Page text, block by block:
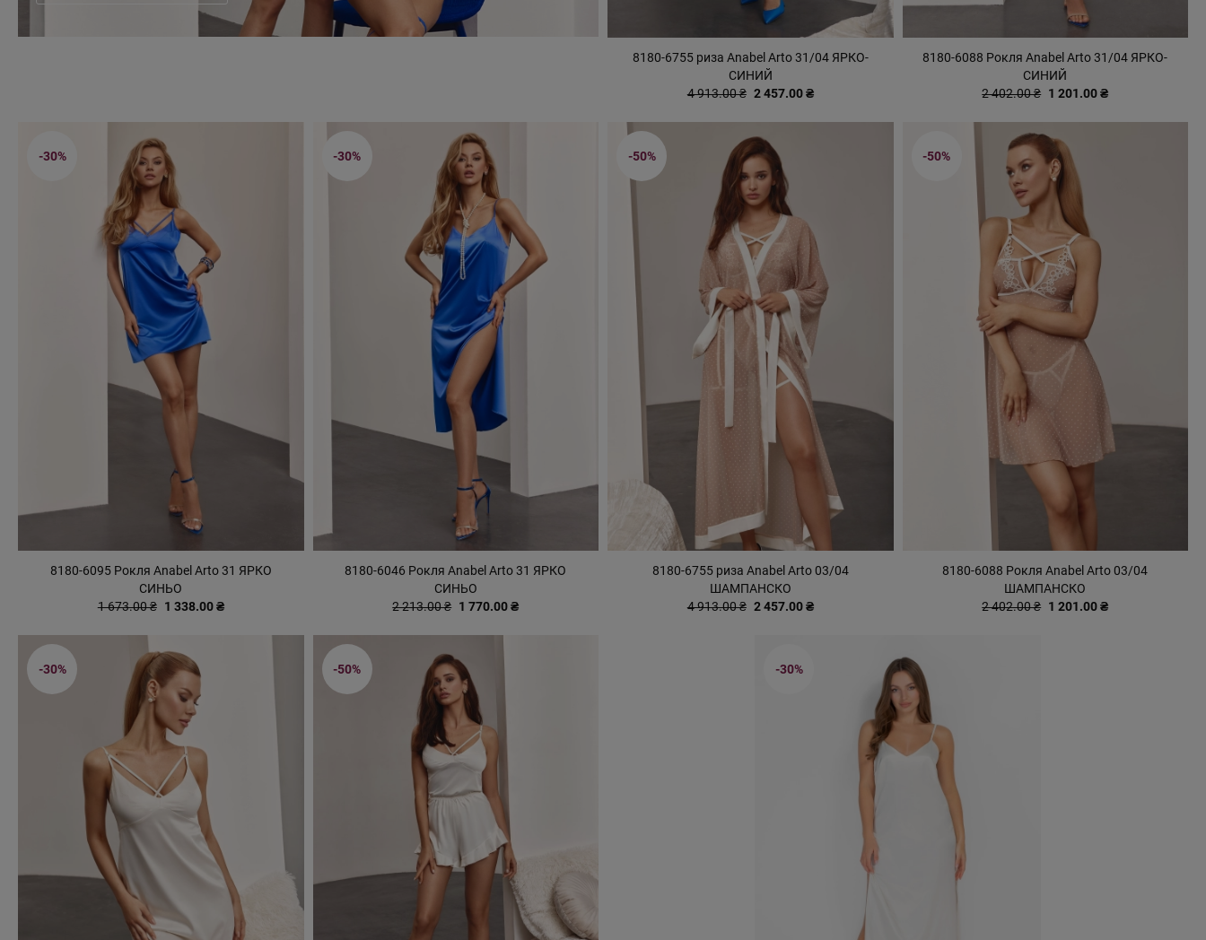
8180-6755 риза Anabel Arto 31/04 ЯРКО-
СИНИЙ
4 913.00 ₴ 2 457.00 ₴
8180-6088 Рокля Anabel Arto 31/04 ЯРКО-
СИНИЙ
2 402.00 ₴ 1 201.00 ₴
8180-6095 Рокля Anabel Arto 31 ЯРКО
СИНЬО
1 673.00 ₴ 1 338.00 ₴
-30%
8180-6046 Рокля Anabel Arto 31 ЯРКО
СИНЬО
2 213.00 ₴ 1 770.00 ₴
-30%
8180-6755 риза Anabel Arto 03/04
ШАМПАНСКО
4 913.00 ₴ 2 457.00 ₴
-50%
8180-6088 Рокля Anabel Arto 03/04
ШАМПАНСКО
2 402.00 ₴ 1 201.00 ₴
-50%
-30% -50% -30%